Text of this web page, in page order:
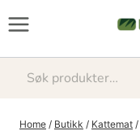
Søk
Home / Butikk / Kattemat /